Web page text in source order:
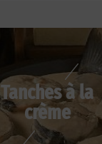
Tanches à la
crème